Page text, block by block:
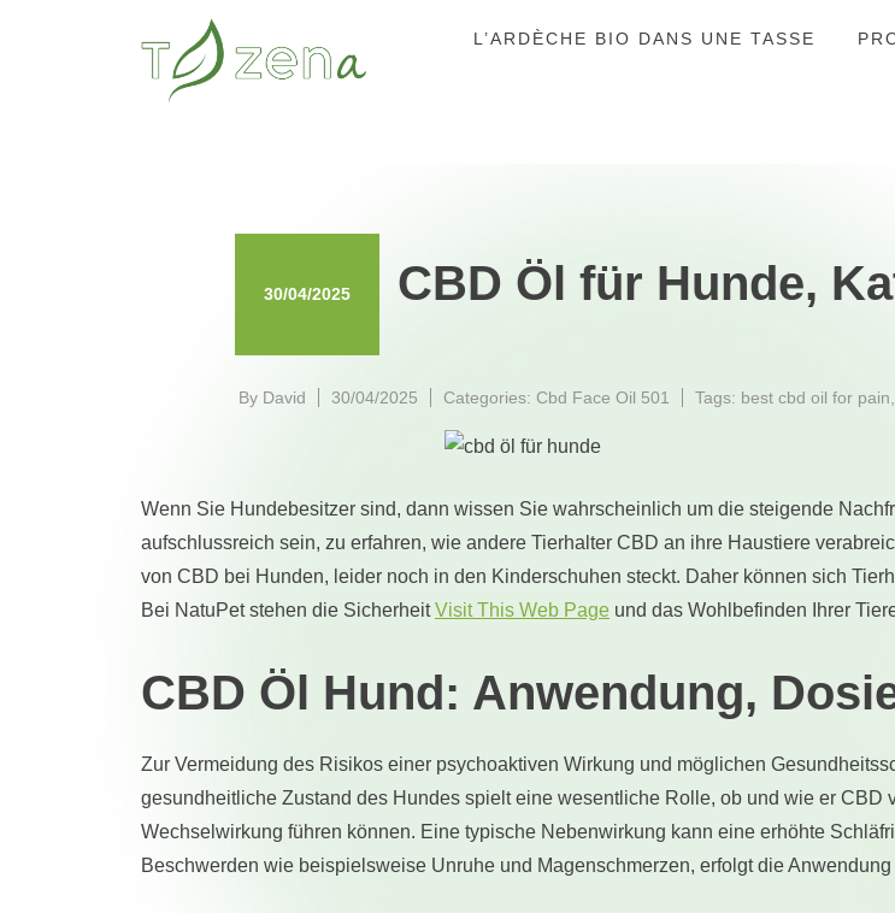
L’ARDÈCHE BIO DANS UNE TASSE
30/04/2025 CBD Öl für Hunde,
By David 30/04/2025 Categories: Cbd Face Oil 501 Tags: best cbd oil for pain
Wenn Sie Hundebesitzer sind, dann wissen Sie wahrscheinlich um die steigende
aufschlussreich sein, zu erfahren, wie andere Tierhalter CBD an ihre Haustiere
von CBD bei Hunden, leider noch in den Kinderschuhen steckt. Daher können sich
Bei NatuPet stehen die SicherheitVisit This Web Page und das Wohlbefinden Ihrer
CBD Öl Hund: Anwendung,
Zur Vermeidung des Risikos einer psychoaktiven Wirkung und möglichen
gesundheitliche Zustand des Hundes spielt eine wesentliche Rolle, ob und wie er
Wechselwirkung führen können. Eine typische Nebenwirkung kann eine erhöhte
Beschwerden wie beispielsweise Unruhe und Magenschmerzen, erfolgt die